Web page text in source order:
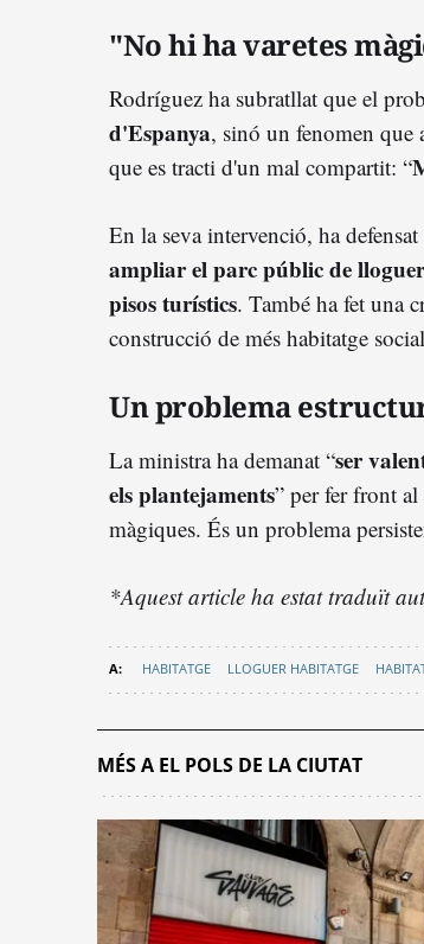
"No hi ha varetes
Rodríguez ha subratllat que el
d'Espanya, sinó un fenomen que
que es tracti d'un mal compartit: “
En la seva intervenció, ha
ampliar el parc públic de
pisos turístics. També ha fet una
construcció de més habitatge
Un problema
La ministra ha demanat “ser
els plantejaments” per fer front
màgiques. És un problema
*Aquest article ha estat traduït
HABITATGE LLOGUER HABITATGE
MÉS A EL POLS DE LA CIUTAT